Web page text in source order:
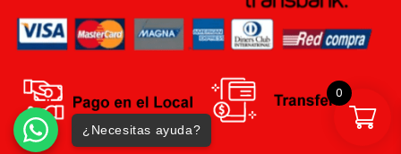
¿Necesitas ayuda?
0